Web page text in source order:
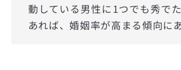
動している男性に1つでも秀で
あれば、婚姻率が高まる傾向にあ